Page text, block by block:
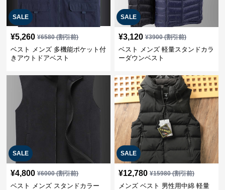
SALE
¥5,260 ¥6580(割引前)
ベスト メンズ 多機能ポケット付
きアウトドアベスト
SALE
¥3,120 ¥3900(割引前)
ベスト メンズ 軽量スタンドカラ
ーダウンベスト
SALE
¥4,800 ¥6000(割引前)
ベスト メンズ スタンドカラー
SALE
¥12,780 ¥15980(割引前)
メンズ ベスト 男性用中綿 軽量